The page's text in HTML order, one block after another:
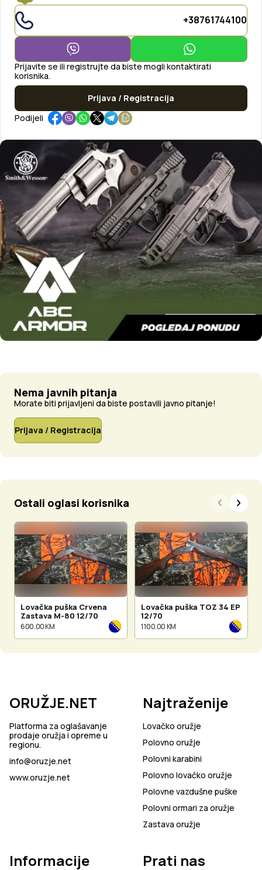
+38761744100
Prijavite se ili registrujte da biste mogli kontaktirati
korisnika.
Prijava / Registracija
Podijeli
Nema javnih pitanja
Morate biti prijavljeni da biste postavili javno pitanje!
Prijava / Registracija
Ostali oglasi korisnika
Lovačka puška Crvena
Zastava M-80 12/70
600.00 KM
Lovačka puška TOZ 34 EP
12/70
1 100.00 KM
ORUŽJE.NET
Platforma za oglašavanje
prodaje oružja i opreme u
regionu.
info@oruzje.net
www.oruzje.net
Najtraženije
Lovačko oružje
Polovno oružje
Polovni karabini
Polovno lovačko oružje
Polovne vazdušne puške
Polovni ormari za oružje
Zastava oružje
Informacije Prati nas